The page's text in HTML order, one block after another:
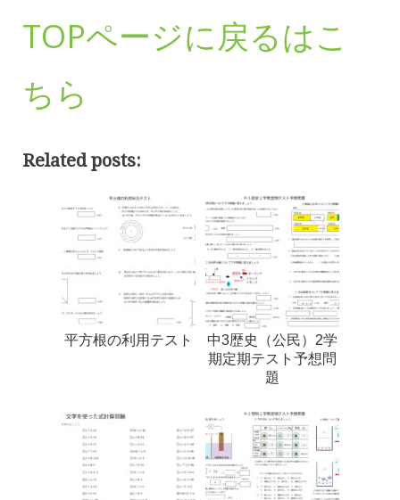
TOPページに戻るはこ
ちら
Related posts:
平方根の利用テスト
中3歴史（公民）2学
期定期テスト予想問
題